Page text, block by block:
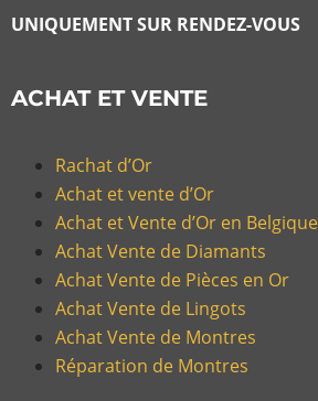
UNIQUEMENT SUR RENDEZ-VOUS
ACHAT ET VENTE
Rachat d’Or
Achat et vente d’Or
Achat et Vente d’Or en Belgique
Achat Vente de Diamants
Achat Vente de Pièces en Or
Achat Vente de Lingots
Achat Vente de Montres
Réparation de Montres